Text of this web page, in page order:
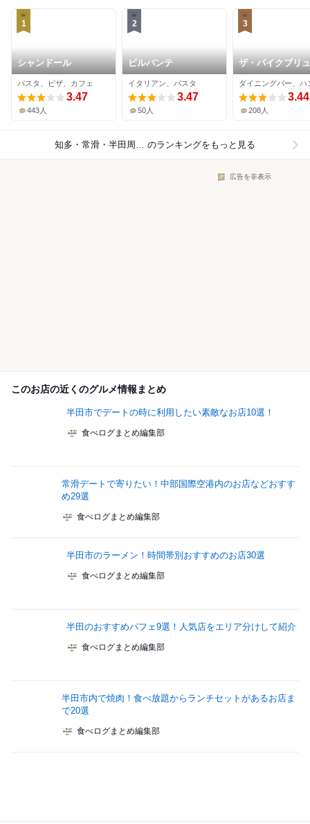
1
シャンドール
パスタ、ピザ、カフェ
3.47
443人
2
ビルバンテ
イタリアン、パスタ
3.47
50人
3
ザ・パイクブリ
ング レストラン
ラフトビアバー
国際空港セント
3.44
208人
知多・常滑・半田周辺×イタリアン のランキングをもっと見る
広告を非表示
このお店の近くのグルメ情報まとめ
半田市でデートの時に利用したい素敵なお店10選！
食べログまとめ編集部
常滑デートで寄りたい！中部国際空港内のお店などおすす
め29選
食べログまとめ編集部
半田市のラーメン！時間帯別おすすめのお店30選
食べログまとめ編集部
半田のおすすめパフェ9選！人気店をエリア分けして紹介
食べログまとめ編集部
半田市内で焼肉！食べ放題からランチセットがあるお店ま
で20選
食べログまとめ編集部